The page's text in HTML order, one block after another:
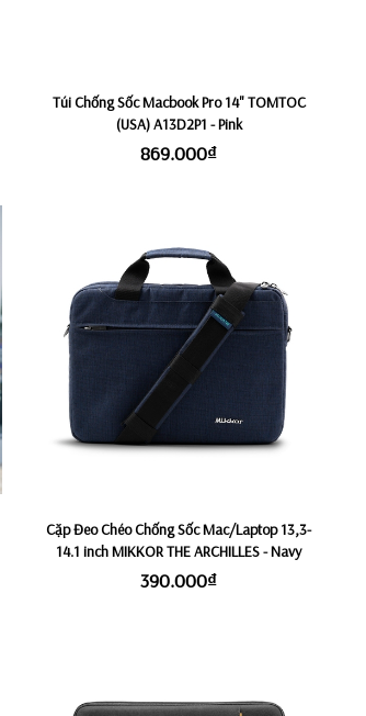
Túi Chống Sốc Macbook Pro 14" TOMTOC
(USA) A13D2P1 - Pink
869.000₫
Cặp Đeo Chéo Chống Sốc Mac/Laptop 13,3-
14.1 inch MIKKOR THE ARCHILLES - Navy
390.000₫